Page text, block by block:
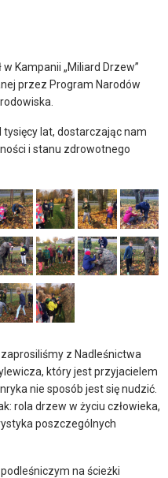
Kampanii „Miliard Drzew”
przez Program Narodów
lat, dostarczając nam
i stanu zdrowotnego
z Nadleśnictwa
który jest przyjacielem
nie sposób jest się nudzić.
rola drzew w życiu człowieka,
poszczególnych
na ścieżki